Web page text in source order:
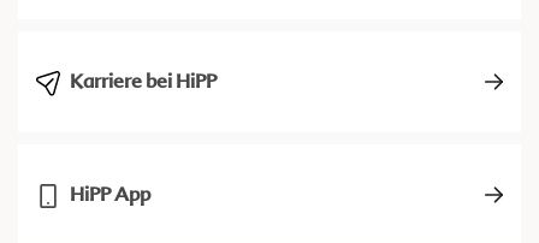
Karriere bei HiPP
HiPP App